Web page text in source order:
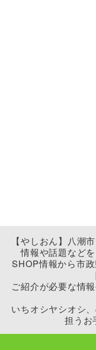
【やしおん】八潮
情報や話題など
SHOP情報から市
ご紹介が必要な情
いちオシヤシオシ
担うお